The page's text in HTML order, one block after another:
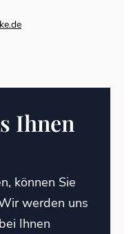
Ihnen
können Sie
werden uns
Ihnen